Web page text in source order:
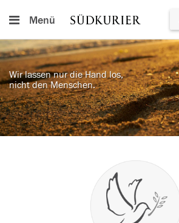
Menü
Wir lassen nur die Hand los,
nicht den Menschen.